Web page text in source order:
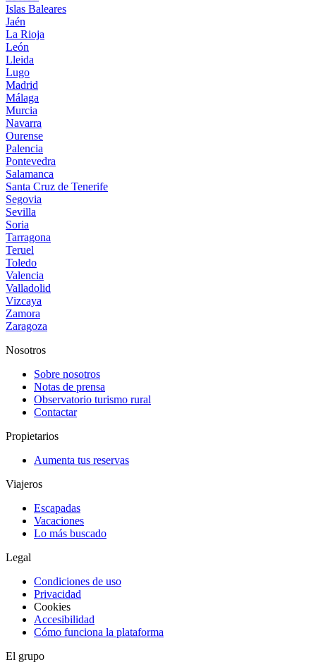
Islas Baleares
Jaén
La Rioja
León
Lleida
Lugo
Madrid
Málaga
Murcia
Navarra
Ourense
Palencia
Pontevedra
Salamanca
Santa Cruz de Tenerife
Segovia
Sevilla
Soria
Tarragona
Teruel
Toledo
Valencia
Valladolid
Vizcaya
Zamora
Zaragoza
Nosotros
Sobre nosotros
Notas de prensa
Observatorio turismo rural
Contactar
Propietarios
Aumenta tus reservas
Viajeros
Escapadas
Vacaciones
Lo más buscado
Legal
Condiciones de uso
Privacidad
Cookies
Accesibilidad
Cómo funciona la plataforma
El grupo